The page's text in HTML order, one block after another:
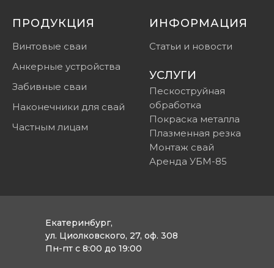
ПРОДУКЦИЯ
Винтовые сваи
Анкерные устройства
Забивные сваи
Наконечники для свай
Частным лицам
ИНФОРМАЦИЯ
Статьи и новости
УСЛУГИ
Пескоструйная
обработка
Покраска металла
Плазменная резка
Монтаж свай
Аренда УБМ-85
Екатеринбург,
ул. Циолковского, 27, оф. 308
Пн-пт с 8:00 до 19:00